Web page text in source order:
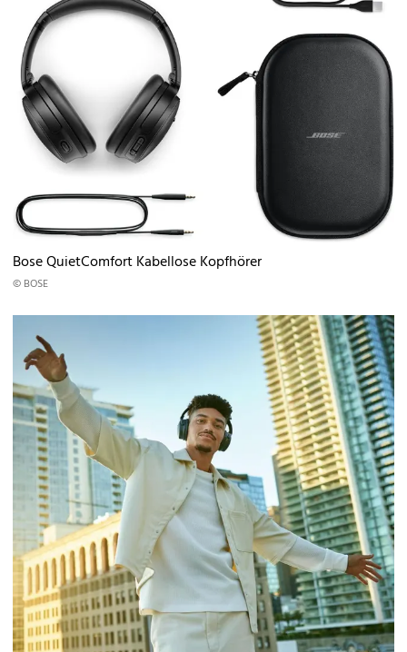
Bose QuietComfort Kabellose Kopfhörer
© BOSE